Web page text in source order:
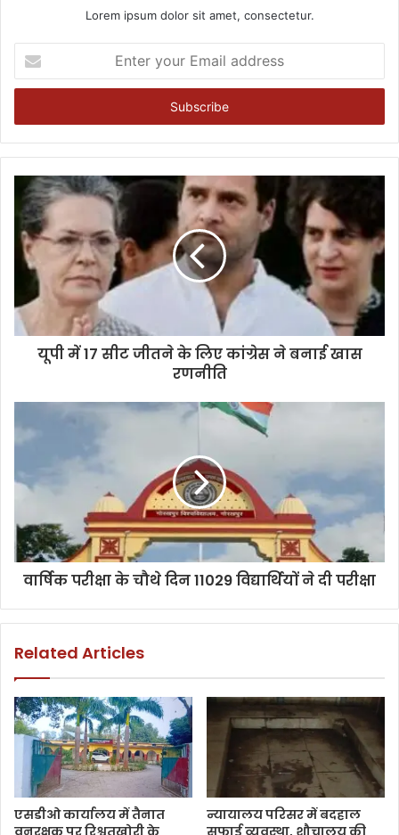
Lorem ipsum dolor sit amet, consectetur.
your
Email
यूपी में 17 सीट जीतने के लिए कांग्रेस ने बनाई खास
रणनीति
वार्षिक परीक्षा के चौथे दिन 11029 विद्यार्थियों ने दी परीक्षा
Related Articles
एसडीओ कार्यालय में तैनात
वनरक्षक पर रिश्वतखोरी के
न्यायालय परिसर में बदहाल
सफाई व्यवस्था, शौचालय की